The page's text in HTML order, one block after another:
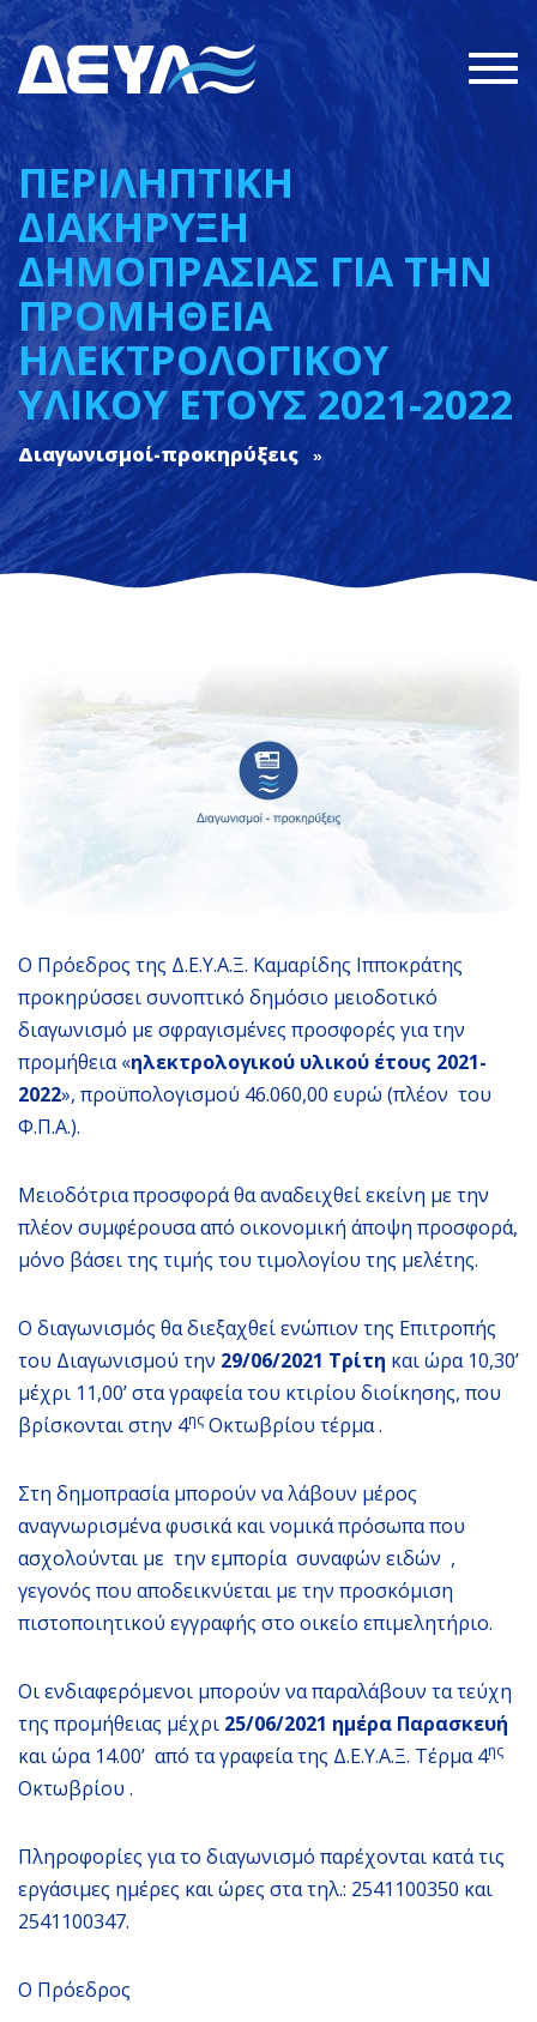
ΠΕΡΙΛΗΠΤΙΚΗ
ΔΙΑΚΗΡΥΞΗ
ΔΗΜΟΠΡΑΣΙΑΣ ΓΙΑ ΤΗΝ
ΠΡΟΜΗΘΕΙΑ
ΗΛΕΚΤΡΟΛΟΓΙΚΟΥ
ΥΛΙΚΟΥ ΕΤΟΥΣ 2021-2022
Διαγωνισμοί-προκηρύξεις
Ο Πρόεδρος της Δ.Ε.Υ.Α.Ξ. Καμαρίδης Ιπποκράτης
προκηρύσσει συνοπτικό δημόσιο μειοδοτικό
διαγωνισμό με σφραγισμένες προσφορές για την
προμήθεια «ηλεκτρολογικού υλικού έτους 2021-
2022», προϋπολογισμού 46.060,00 ευρώ (πλέον του
Φ.Π.Α.).
Μειοδότρια προσφορά θα αναδειχθεί εκείνη με την
πλέον συμφέρουσα από οικονομική άποψη προσφορά,
μόνο βάσει της τιμής του τιμολογίου της μελέτης.
Ο διαγωνισμός θα διεξαχθεί ενώπιον της Επιτροπής
του Διαγωνισμού την 29/06/2021 Τρίτη και ώρα 10,30’
μέχρι 11,00’ στα γραφεία του κτιρίου διοίκησης, που
βρίσκονται στην 4ης Οκτωβρίου τέρμα .
Στη δημοπρασία μπορούν να λάβουν μέρος
αναγνωρισμένα φυσικά και νομικά πρόσωπα που
ασχολούνται με την εμπορία συναφών ειδών ,
γεγονός που αποδεικνύεται με την προσκόμιση
πιστοποιητικού εγγραφής στο οικείο επιμελητήριο.
Οι ενδιαφερόμενοι μπορούν να παραλάβουν τα τεύχη
της προμήθειας μέχρι 25/06/2021 ημέρα Παρασκευή
και ώρα 14.00’ από τα γραφεία της Δ.Ε.Υ.Α.Ξ. Τέρμα 4ης
Οκτωβρίου .
Πληροφορίες για το διαγωνισμό παρέχονται κατά τις
εργάσιμες ημέρες και ώρες στα τηλ.: 2541100350 και
2541100347.
Ο Πρόεδρος